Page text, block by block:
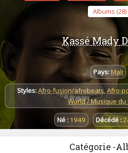
Albums (28)
Kassé Mady
Pays:Mali
Styles:Afro-fusion/afrobeats,Afro-
World / Musique du
Né : 1949 Décédé :
Catégorie -